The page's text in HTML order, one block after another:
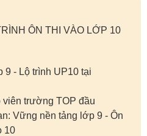
ÔN THI VÀO LỚP 10
9 - Lộ trình UP10 tại
viên trường TOP đầu
Vững nền tảng lớp 9 - Ôn
10